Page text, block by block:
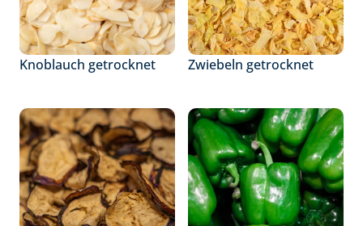
Knoblauch getrocknet Zwiebeln getrocknet